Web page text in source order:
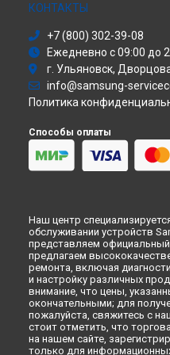
Моноблок
Атс
Смарт-часы
Варочная панель
Посудомоечная машина
Морозильная камера
Кондиционер
Духовой шкаф
Вытяжка
КОНТАКТЫ
+7 (800) 302-39-08
Ежедневно с 09:00 до
г. Ульяновск,
info@samsung-
Политика
Способы оплаты
Наш центр
обслуживании устройств
представляем
предлагаем
ремонта, включая
и настройку различных
внимание, что цены,
окончательными; для
пожалуйста, свяжитесь с
стоит отметить, что
на нашем сайте,
только для